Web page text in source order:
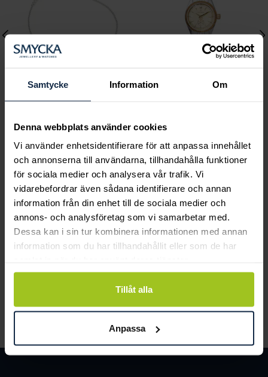
Samtycke Information Om
Denna webbplats använder cookies
Vi använder enhetsidentifierare för att anpassa innehållet
och annonserna till användarna, tillhandahålla funktioner
för sociala medier och analysera vår trafik. Vi
vidarebefordrar även sådana identifierare och annan
information från din enhet till de sociala medier och
annons- och analysföretag som vi samarbetar med.
Dessa kan i sin tur kombinera informationen med annan
information som du har tillhandahållit eller som de har
Tillåt alla
Anpassa
Emily pearl bracelet -
Ivory
Pris :349 kr
349 kr
Royal Watch 28 mm
Pris:2 399 kr
2 399 kr
Smycka tar ansvar för ett hållbart
och människor.
LÄS MER